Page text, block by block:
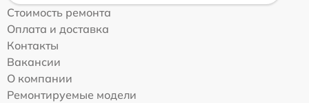
Стоимость ремонта
Оплата и доставка
Контакты
Вакансии
О компании
Ремонтируемые модели